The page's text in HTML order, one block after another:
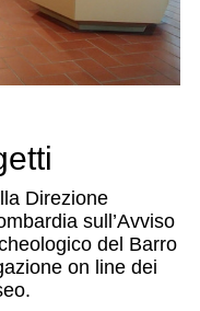
Direzione
sull’Avviso
del Barro
on line dei